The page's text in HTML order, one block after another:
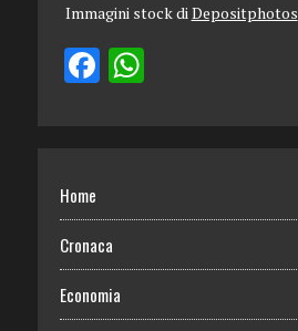
Immagini stock diDepositphotos
Home
Cronaca
Economia